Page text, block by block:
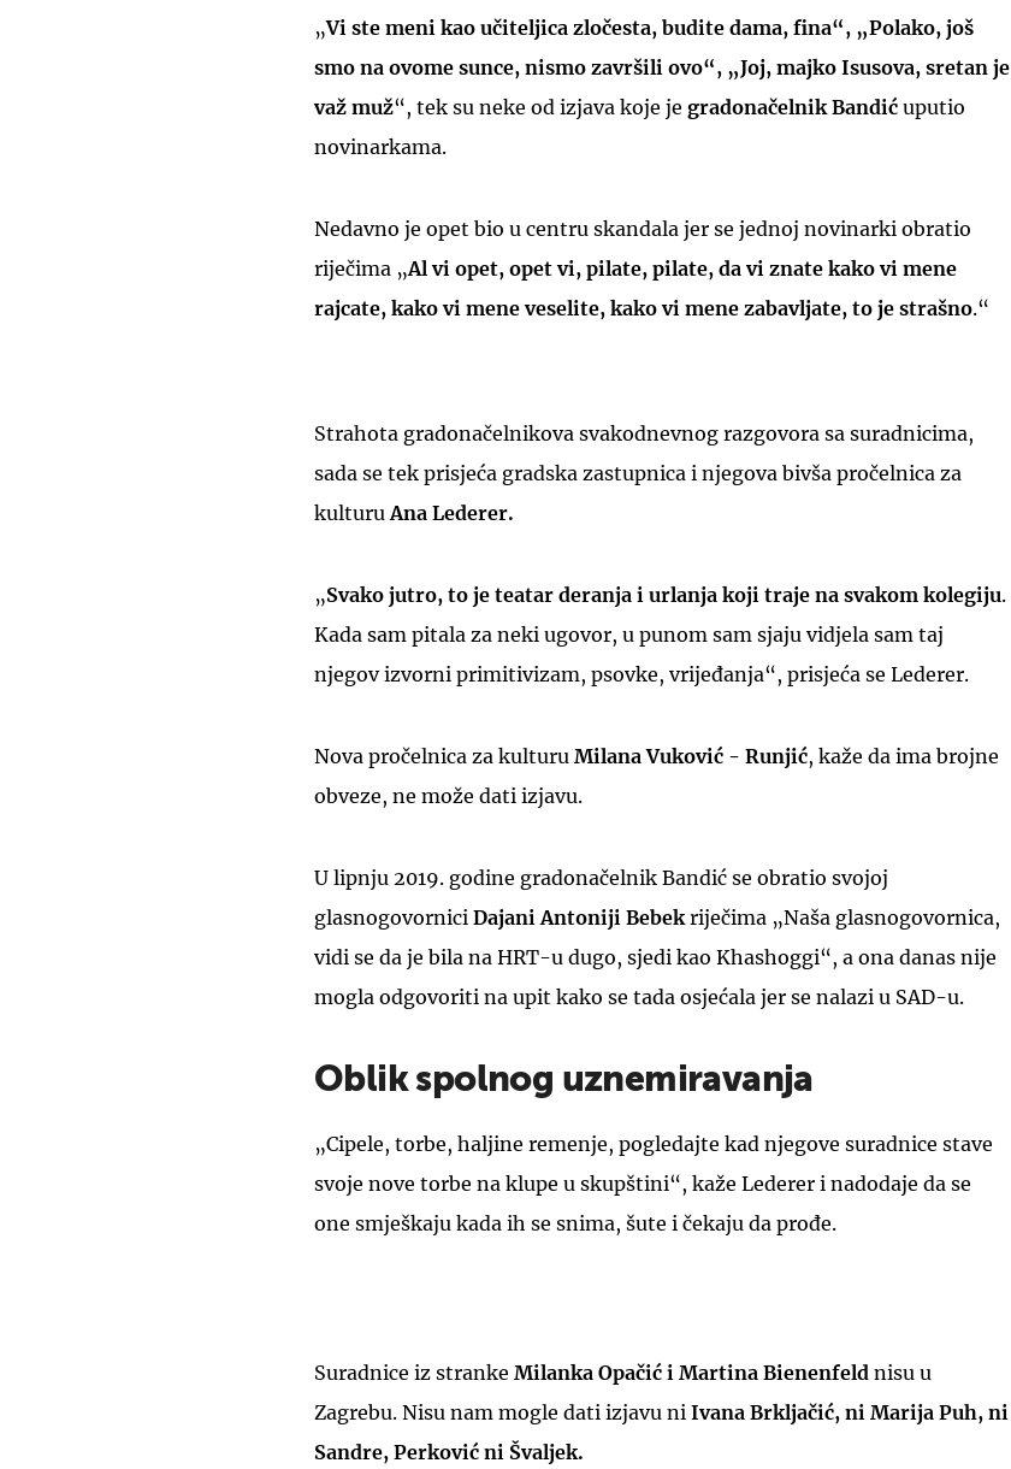
„Vi ste meni kao učiteljica zločesta, budite dama, fina“, „Polako, još
smo na ovome sunce, nismo završili ovo“, „Joj, majko Isusova, sretan je
važ muž“, tek su neke od izjava koje je gradonačelnik Bandić uputio
novinarkama.
Nedavno je opet bio u centru skandala jer se jednoj novinarki obratio
riječima „Al vi opet, opet vi, pilate, pilate, da vi znate kako vi mene
rajcate, kako vi mene veselite, kako vi mene zabavljate, to je strašno.“
Strahota gradonačelnikova svakodnevnog razgovora sa suradnicima,
sada se tek prisjeća gradska zastupnica i njegova bivša pročelnica za
kulturu Ana Lederer.
„Svako jutro, to je teatar deranja i urlanja koji traje na svakom kolegiju.
Kada sam pitala za neki ugovor, u punom sam sjaju vidjela sam taj
njegov izvorni primitivizam, psovke, vrijeđanja“, prisjeća se Lederer.
Nova pročelnica za kulturu Milana Vuković - Runjić, kaže da ima brojne
obveze, ne može dati izjavu.
U lipnju 2019. godine gradonačelnik Bandić se obratio svojoj
glasnogovornici Dajani Antoniji Bebek riječima „Naša glasnogovornica,
vidi se da je bila na HRT-u dugo, sjedi kao Khashoggi“, a ona danas nije
mogla odgovoriti na upit kako se tada osjećala jer se nalazi u SAD-u.
Oblik spolnog uznemiravanja
„Cipele, torbe, haljine remenje, pogledajte kad njegove suradnice stave
svoje nove torbe na klupe u skupštini“, kaže Lederer i nadodaje da se
one smješkaju kada ih se snima, šute i čekaju da prođe.
Suradnice iz stranke Milanka Opačić i Martina Bienenfeld nisu u
Zagrebu. Nisu nam mogle dati izjavu ni Ivana Brkljačić, ni Marija Puh, ni
Sandre, Perković ni Švaljek.